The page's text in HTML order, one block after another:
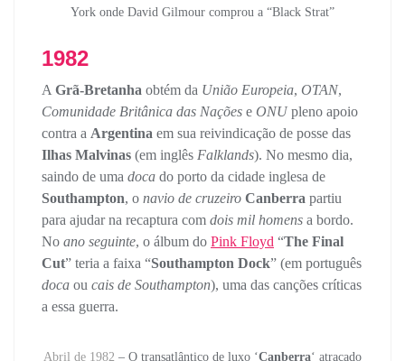
York onde David Gilmour comprou a “Black Strat”
1982
A Grã-Bretanha obtém da União Europeia, OTAN,
Comunidade Britânica das Nações e ONUpleno apoio
contra a Argentina em sua reivindicação de posse das
Ilhas Malvinas (em inglês Falklands). No mesmo dia,
saindo de uma doca do porto da cidade inglesa de
Southampton, o navio de cruzeiro Canberra partiu
para ajudar na recaptura com dois mil homens a bordo.
No ano seguinte, o álbum do Pink Floyd “The Final
Cut” teria a faixa “Southampton Dock” (em português
doca ou cais de Southampton), uma das canções críticas
a essa guerra.
Abril de 1982 – O transatlântico de luxo ‘Canberra‘ atracado